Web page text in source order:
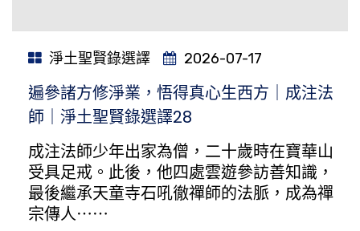
淨土聖賢錄選譯 2026-07-17
遍參諸方修淨業，悟得真心生西方｜成注法
師｜淨土聖賢錄選譯28
成注法師少年出家為僧，二十歲時在寶華山
受具足戒。此後，他四處雲遊參訪善知識，
最後繼承天童寺石吼徹禪師的法脈，成為禪
宗傳人⋯⋯